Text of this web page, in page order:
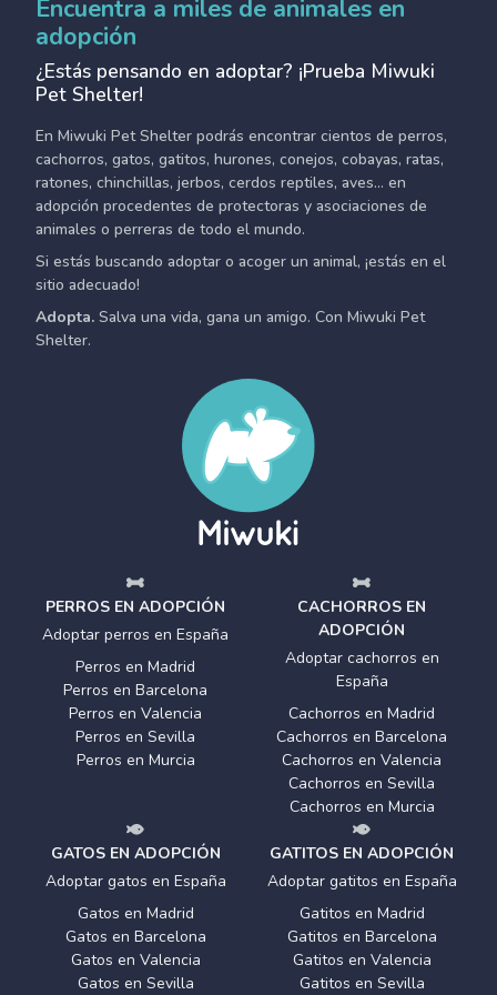
Encuentra a miles de animales en
adopción
¿Estás pensando en adoptar? ¡Prueba Miwuki
Pet Shelter!
En Miwuki Pet Shelter podrás encontrar cientos de perros,
cachorros, gatos, gatitos, hurones, conejos, cobayas, ratas,
ratones, chinchillas, jerbos, cerdos reptiles, aves... en
adopción procedentes de protectoras y asociaciones de
animales o perreras de todo el mundo.
Si estás buscando adoptar o acoger un animal, ¡estás en el
sitio adecuado!
Adopta. Salva una vida, gana un amigo. Con Miwuki Pet
Shelter.
PERROS EN ADOPCIÓN
Adoptar perros en España
Perros en Madrid
Perros en Barcelona
Perros en Valencia
Perros en Sevilla
Perros en Murcia
CACHORROS EN
ADOPCIÓN
Adoptar cachorros en
España
Cachorros en Madrid
Cachorros en Barcelona
Cachorros en Valencia
Cachorros en Sevilla
Cachorros en Murcia
GATOS EN ADOPCIÓN
Adoptar gatos en España
Gatos en Madrid
Gatos en Barcelona
Gatos en Valencia
Gatos en Sevilla
GATITOS EN ADOPCIÓN
Adoptar gatitos en España
Gatitos en Madrid
Gatitos en Barcelona
Gatitos en Valencia
Gatitos en Sevilla